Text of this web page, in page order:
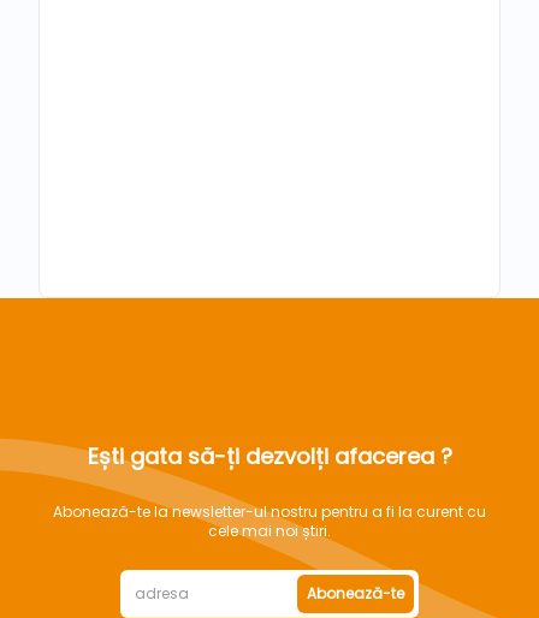
Ești gata să-ți dezvolți afacerea ?
Abonează-te la newsletter-ul nostru pentru a fi la curent cu
cele mai noi știri.
Abonează-te